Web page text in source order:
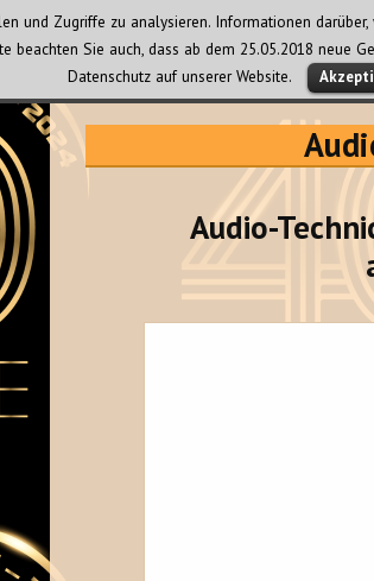
Audio-
und Zugriffe zu analysieren. Informationen
Sie auch, dass ab dem 25.05.2018 neue
Datenschutz auf unserer Website.